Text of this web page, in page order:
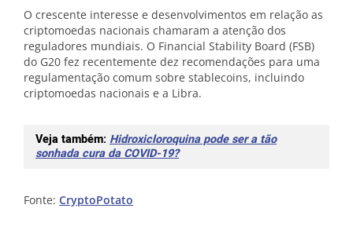
O crescente interesse e desenvolvimentos em relação as
criptomoedas nacionais chamaram a atenção dos
reguladores mundiais. O Financial Stability Board (FSB)
do G20 fez recentemente dez recomendações para uma
regulamentação comum sobre stablecoins, incluindo
criptomoedas nacionais e a Libra.
Veja também: Hidroxicloroquina pode ser a tão
sonhada cura da COVID-19?
Fonte: CryptoPotato